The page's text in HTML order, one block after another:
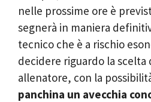
nelle prossime ore è
segnerà in maniera
tecnico che è a rischio
decidere riguardo la scelta
allenatore, con la
panchina un avecchia